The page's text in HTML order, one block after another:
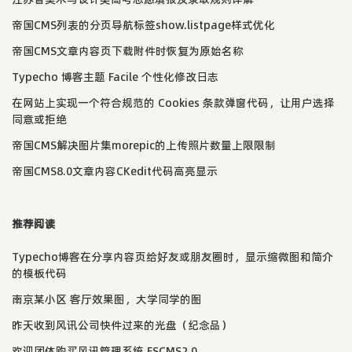
帝国CMS列表的分页导航标签show.listpage样式优化
帝国CMS文章内容页下载附件时恢复为原始名称
Typecho 博客主题 Facile 个性化修改日志
在网站上实现一个符合规范的 Cookies 条款弹窗代码，让用户选择
同意或拒绝
帝国CMS解决图片集morepic的上传照片数量上限限制
帝国CMS8.0文章内容CKedit代码高亮显示
推荐阅读
Typecho博客在分享内容页给好友或朋友圈时，显示缩微图和简介
的模板代码
南京某小区 客厅效果图，大学同学的图
昨天收到风讯公司快件过来的光盘（纪念品）